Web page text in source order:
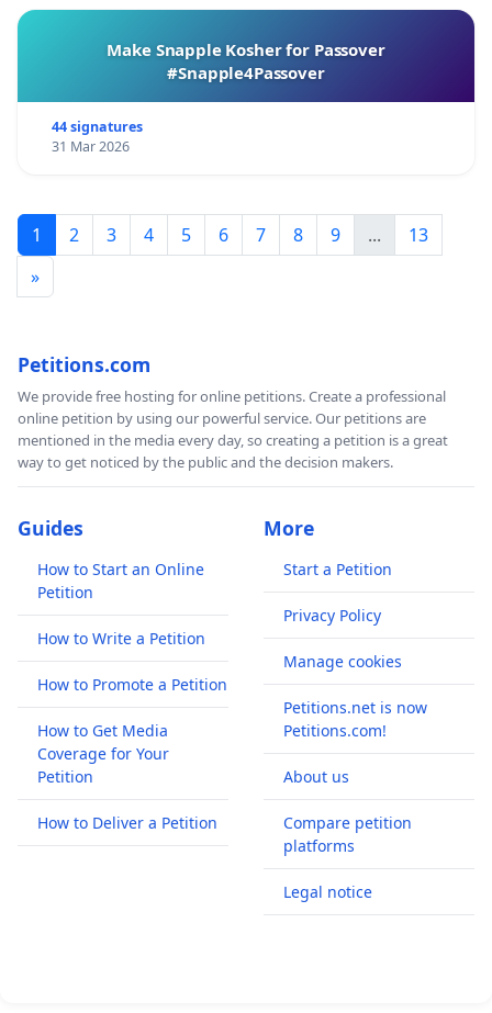
Make Snapple Kosher for Passover
#Snapple4Passover
44 signatures
31 Mar 2026
1 2 3 4 5 6 7 8 9 ...
13
»
Petitions.com
We provide free hosting for online petitions. Create a professional
online petition by using our powerful service. Our petitions are
mentioned in the media every day, so creating a petition is a great
way to get noticed by the public and the decision makers.
Guides
How to Start an Online
Petition
How to Write a Petition
How to Promote a Petition
How to Get Media
Coverage for Your
Petition
How to Deliver a Petition
More
Start a Petition
Privacy Policy
Manage cookies
Petitions.net is now
Petitions.com!
About us
Compare petition
platforms
Legal notice